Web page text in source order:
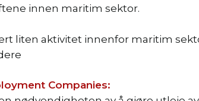
innen maritim sektor.
liten aktivitet innenfor maritim
Companies: